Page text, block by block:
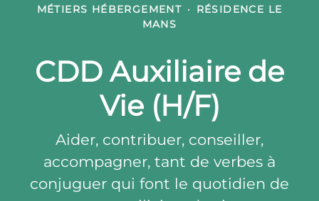
MÉTIERS HÉBERGEMENT ·
RÉSIDENCE LE
MANS
CDD Auxiliaire de
Vie (H/F)
Aider, contribuer, conseiller,
accompagner, tant de verbes à
conjuguer qui font le quotidien de